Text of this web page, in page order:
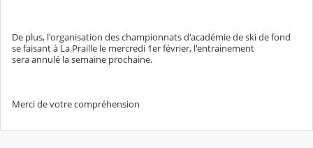
De plus, l'organisation des championnats d'académie de ski de fond
se faisant à La Praille le mercredi 1er février, l'entrainement
sera annulé la semaine prochaine.
Merci de votre compréhension